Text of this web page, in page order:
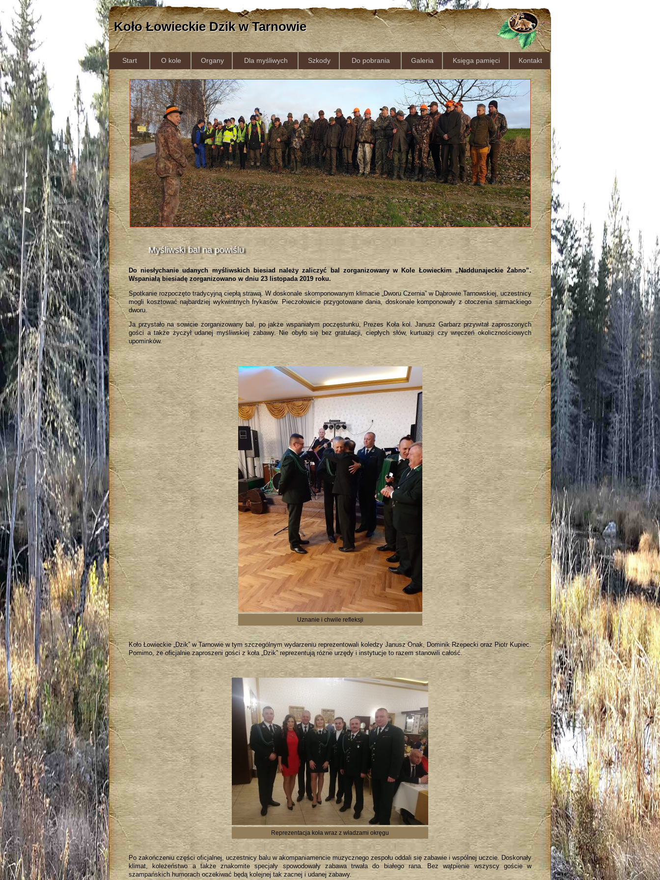
Koło Łowieckie Dzik w Tarnowie
Start O kole Organy Dla myśliwych Szkody Do pobrania Galeria Księga pamięci Kontakt
Myśliwski bal na powiślu
Do niesłychanie udanych myśliwskich biesiad należy zaliczyć bal zorganizowany w Kole Łowieckim „Naddunajeckie Żabno”.
Wspaniałą biesiadę zorganizowano w dniu 23 listopada 2019 roku.
Spotkanie rozpoczęto tradycyjną ciepłą strawą. W doskonale skomponowanym klimacie „Dworu Czernia” w Dąbrowie Tarnowskiej, uczestnicy
mogli kosztować najbardziej wykwintnych frykasów. Pieczołowicie przygotowane dania, doskonale komponowały z otoczenia sarmackiego
dworu.
Ja przystało na sowicie zorganizowany bal, po jakże wspaniałym poczęstunku, Prezes Koła kol. Janusz Garbarz przywitał zaproszonych
gości a także życzył udanej myśliwskiej zabawy. Nie obyło się bez gratulacji, ciepłych słów, kurtuazji czy wręczeń okolicznościowych
upominków.
Uznanie i chwile refleksji
Koło Łowieckie „Dzik” w Tarnowie w tym szczególnym wydarzeniu reprezentowali koledzy Janusz Onak, Dominik Rzepecki oraz Piotr Kupiec.
Pomimo, że oficjalnie zaproszeni gości z koła „Dzik” reprezentują różne urzędy i instytucje to razem stanowili całość.
Reprezentacja koła wraz z władzami okręgu
Po zakończeniu części oficjalnej, uczestnicy balu w akompaniamencie muzycznego zespołu oddali się zabawie i wspólnej uczcie. Doskonały
klimat, koleżeństwo a także znakomite specjały spowodowały zabawa trwała do białego rana. Bez wątpienie wszyscy goście w
szampańskich humorach oczekiwać będą kolejnej tak zacnej i udanej zabawy.